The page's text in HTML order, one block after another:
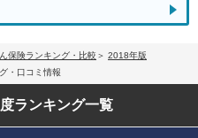
保険ランキング・比較
2018年版
・口コミ情報
ランキング一覧